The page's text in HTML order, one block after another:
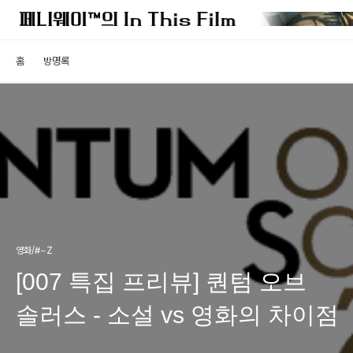
홈 방명록
영화/#~Z
[007 특집 프리뷰] 퀀텀 오브
솔러스 - 소설 vs 영화의 차이점